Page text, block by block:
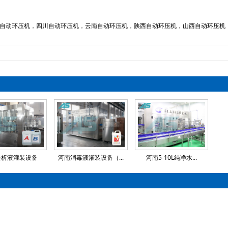
动环压机 ， 四川自动环压机 ， 云南自动环压机 ， 陕西自动环压机 ， 山西自动环压机
液灌装设备 河南消毒液灌装设备（... 河南5-10L纯净水...